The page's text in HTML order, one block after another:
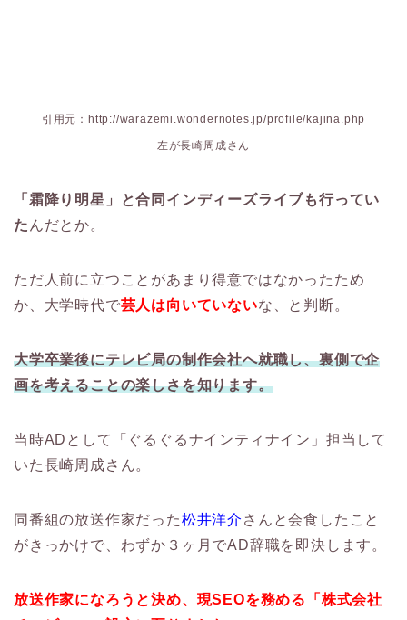
引用元：http://warazemi.wondernotes.jp/profile/kajina.php
左が長崎周成さん
「霜降り明星」と合同インディーズライブも行ってい
た んだとか。
ただ人前に立つことがあまり得意ではなかったため
か、大学時代で芸人は向いていないな、と判断。
大学卒業後にテレビ局の制作会社へ就職し、裏側で企
画を考えることの楽しさを知ります。
当時ADとして「ぐるぐるナインティナイン」担当して
いた長崎周成さん。
同番組の放送作家だった松井洋介 さんと会食したこと
がきっかけで、わずか３ヶ月でAD辞職を即決します。
放送作家になろうと決め、現SEOを務める「株式会社